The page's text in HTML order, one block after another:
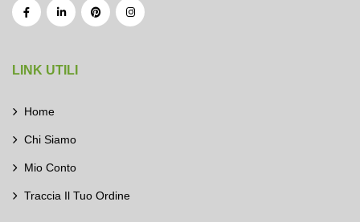
LINK UTILI
Home
Chi Siamo
Mio Conto
Traccia Il Tuo Ordine